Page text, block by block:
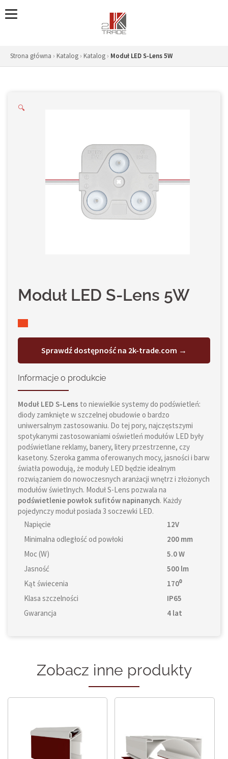
to
Strona główna › Katalog › Katalog › Moduł LED S-Lens 5W
🔍
Moduł LED S-Lens 5W
Sprawdź dostępność na 2k-trade.com →
Informacje o produkcie
Moduł LED S-Lens to niewielkie systemy do podświetleń:
diody zamknięte w szczelnej obudowie o bardzo
uniwersalnym zastosowaniu. Do tej pory, najczęstszymi
spotykanymi zastosowaniami oświetleń modułów LED były
podświetlane reklamy, banery, litery przestrzenne, czy
kasetony. Szeroka gamma oferowanych mocy, jasności i barw
światła powodują, że moduły LED będzie idealnym
rozwiązaniem do nowoczesnych aranżacji wnętrz i złożonych
modułów świetlnych. Moduł S-Lens pozwala na
podświetlenie powłok sufitów napinanych. Każdy
pojedynczy moduł posiada 3 soczewki LED.
Napięcie
12V
Minimalna odległość od powłoki
200 mm
Moc (W)
5.0 W
Jasność
500 lm
Kąt świecenia
170⁰
Klasa szczelności
IP65
Gwarancja
4 lat
Zobacz inne produkty